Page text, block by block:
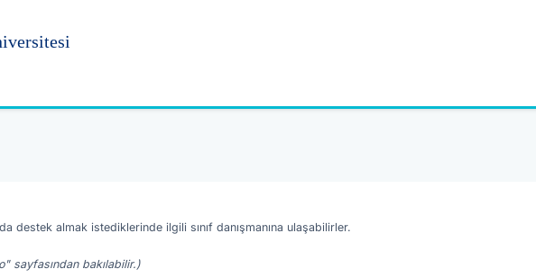
destek almak istediklerinde ilgili sınıf danışmanına ulaşabilirler.
sayfasından bakılabilir.)